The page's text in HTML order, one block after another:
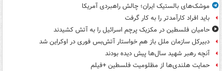
موشک‌های بالستیک ایران؛ چالش راهبردی آمریکا
باید افراد کارآمدتر را به کار گرفت
حامیان فلسطین در مکزیک پرچم اسرائیل را به آتش کشیدند
دبیرکل سازمان ملل باز هم خواستار آتش‌بس فوری در اوکراین شد
آنچه رهبر شهید سال‌ها پیش دیده بودند
حمایت هلندی‌ها از مظلومیت فلسطین +فیلم